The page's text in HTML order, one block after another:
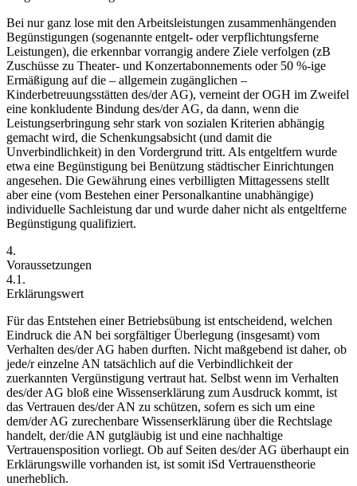
Bei nur ganz lose mit den Arbeitsleistungen zusammenhängenden
Begünstigungen (sogenannte entgelt- oder verpflichtungsferne
Leistungen), die erkennbar vorrangig andere Ziele verfolgen (zB
Zuschüsse zu Theater- und Konzertabonnements oder 50 %-ige
Ermäßigung auf die – allgemein zugänglichen –
Kinderbetreuungsstätten des/der AG), verneint der OGH im Zweifel
eine konkludente Bindung des/der AG, da dann, wenn die
Leistungserbringung sehr stark von sozialen Kriterien abhängig
gemacht wird, die Schenkungsabsicht (und damit die
Unverbindlichkeit) in den Vordergrund tritt. Als entgeltfern wurde
etwa eine Begünstigung bei Benützung städtischer Einrichtungen
angesehen. Die Gewährung eines verbilligten Mittagessens stellt
aber eine (vom Bestehen einer Personalkantine unabhängige)
individuelle Sachleistung dar und wurde daher nicht als entgeltferne
Begünstigung qualifiziert.
4.
Voraussetzungen
4.1.
Erklärungswert
Für das Entstehen einer Betriebsübung ist entscheidend, welchen
Eindruck die AN bei sorgfältiger Überlegung (insgesamt) vom
Verhalten des/der AG haben durften. Nicht maßgebend ist daher, ob
jede/r einzelne AN tatsächlich auf die Verbindlichkeit der
zuerkannten Vergünstigung vertraut hat. Selbst wenn im Verhalten
des/der AG bloß eine Wissenserklärung zum Ausdruck kommt, ist
das Vertrauen des/der AN zu schützen, sofern es sich um eine
dem/der AG zurechenbare Wissenserklärung über die Rechtslage
handelt, der/die AN gutgläubig ist und eine nachhaltige
Vertrauensposition vorliegt. Ob auf Seiten des/der AG überhaupt ein
Erklärungswille vorhanden ist, ist somit iSd Vertrauenstheorie
unerheblich.